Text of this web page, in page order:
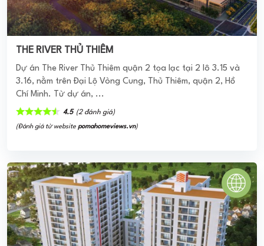
(Đánh giá từ website pomahomeviews.vn)
TRIỀU AN TOWER
Dự án căn hộ Triều An Tower cug cấp các sản phẩm căn hộ